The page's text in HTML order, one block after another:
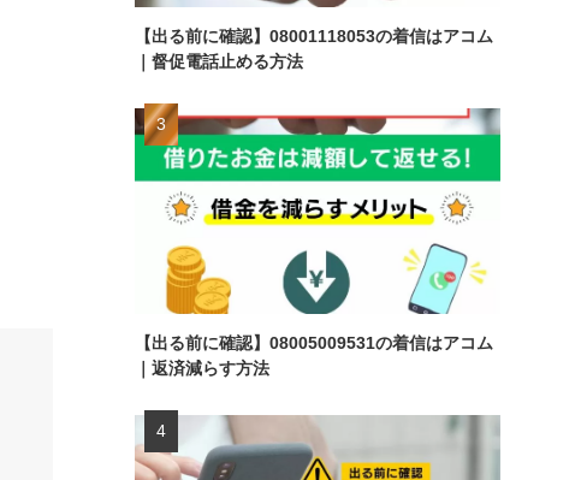
【出る前に確認】08001118053の着信はアコム
｜督促電話止める方法
【出る前に確認】08005009531の着信はアコム
｜返済減らす方法